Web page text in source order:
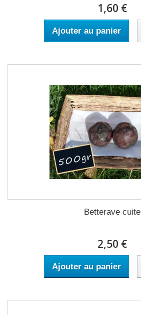
1,60 €
Ajouter au panier
Betterave cuite
2,50 €
Ajouter au panier